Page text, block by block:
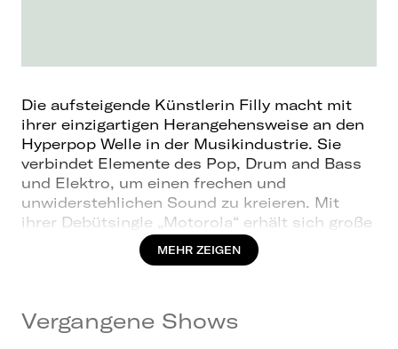
Die aufsteigende Künstlerin Filly macht mit
ihrer einzigartigen Herangehensweise an den
Hyperpop Welle in der Musikindustrie. Sie
verbindet Elemente des Pop, Drum and Bass
und Elektro, um einen frechen und
unwiderstehlichen Sound zu kreieren. Mit
ihrer Debütsingle „Motorola“ erhält sich große
Aufmerksamkeit und wird schnell zu einer der
aktuell meist erwähnten Künstlerinnen. Ihre
Mit ihren energetischen Performances und
MEHR ZEIGEN
Vergangene Shows